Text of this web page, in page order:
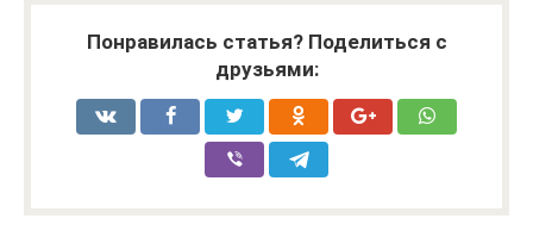
Понравилась статья? Поделиться с
друзьями: